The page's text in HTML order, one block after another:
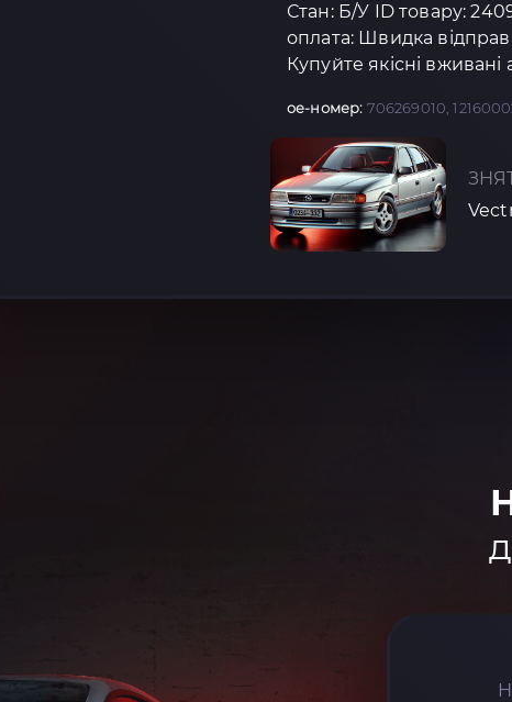
Стан: Б/У ID товару:
оплата: Швидка
Купуйте якісні
oe-номер: 706269010,